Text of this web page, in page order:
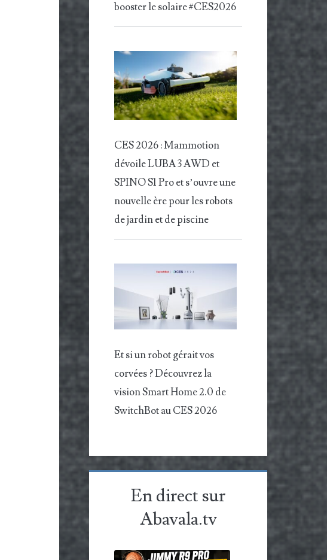
booster le solaire #CES2026
CES 2026 : Mammotion
dévoile LUBA 3 AWD et
SPINO S1 Pro et s’ouvre une
nouvelle ère pour les robots
de jardin et de piscine
Et si un robot gérait vos
corvées ? Découvrez la
vision Smart Home 2.0 de
SwitchBot au CES 2026
En direct sur
Abavala.tv